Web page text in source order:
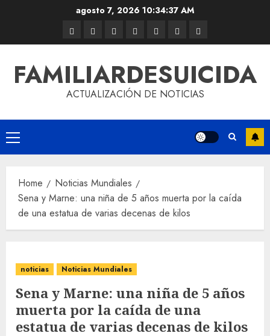
agosto 7, 2026 10:34:37 AM
FAMILIARDESUICIDA
ACTUALIZACIÓN DE NOTICIAS
Home
Noticias Mundiales
Sena y Marne: una niña de 5 años muerta por la caída
de una estatua de varias decenas de kilos
noticias Noticias Mundiales
Sena y Marne: una niña de 5 años
muerta por la caída de una
estatua de varias decenas de kilos